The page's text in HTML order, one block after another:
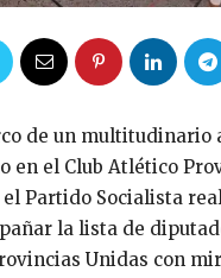
de un multitudinario
en el Club Atlético
el Partido Socialista
la lista de
Unidas con